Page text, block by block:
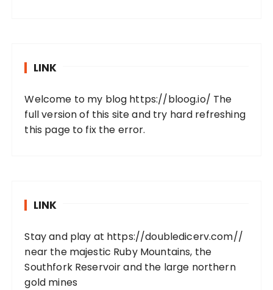
LINK
Welcome to my blog https://bloog.io/ The
full version of this site and try hard refreshing
this page to fix the error.
LINK
Stay and play at https://doubledicerv.com//
near the majestic Ruby Mountains, the
Southfork Reservoir and the large northern
gold mines